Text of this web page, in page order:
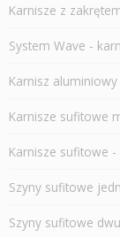
Karnisze z
System Wave -
Karnisz aluminiowy
Karnisze sufitowe
Karnisze sufitowe
Szyny sufitowe
Szyny sufitowe